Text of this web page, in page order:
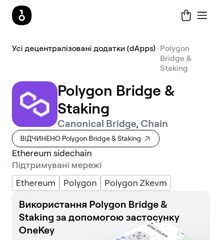
Усі децентралізовані додатки (dApps) Polygon
Bridge &
Staking
Polygon Bridge &
Staking
Canonical Bridge, Chain
ВІДЧИНЕНО Polygon Bridge & Staking
Ethereum sidechain
Підтримувані мережі
Ethereum
Polygon Polygon Zkevm
Використання Polygon Bridge &
Staking за допомогою застосунку
OneKey